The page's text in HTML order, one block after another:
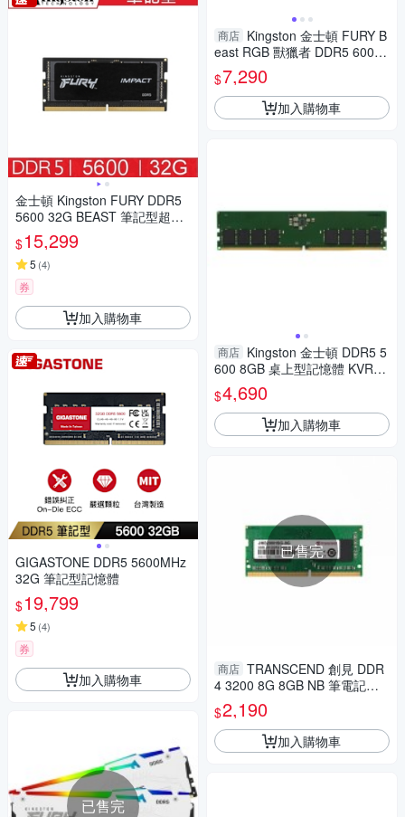
金士頓 Kingston FURY DDR5
5600 32G BEAST 筆記型超頻
記憶體 KF556S40IB-32
$15,299
5 (4)
券
加入購物車
GIGASTONE DDR5 5600MHz
32G 筆記型記憶體
$19,799
5 (4)
券
加入購物車
已售完
商店 Kingston 金士頓 FURY B
east RGB 獸獵者 DDR5 6000
64GB(32Gx2) CL36(AMD EXP
O) 桌上型超頻記憶體 KF560C
36BBEAK2-64
$7,290
加入購物車
商店 Kingston 金士頓 DDR5 5
600 8GB 桌上型記憶體 KVR56
U46BS6-8
$4,690
加入購物車
已售完
商店 TRANSCEND 創見 DDR
4 3200 8G 8GB NB 筆電記憶
體 JM3200HSG-8G
$2,190
加入購物車